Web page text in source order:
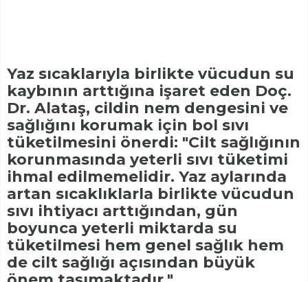
Yaz sıcaklarıyla birlikte vücudun su
kaybının arttığına işaret eden Doç.
Dr. Alataş, cildin nem dengesini ve
sağlığını korumak için bol sıvı
tüketilmesini önerdi: "Cilt sağlığının
korunmasında yeterli sıvı tüketimi
ihmal edilmemelidir. Yaz aylarında
artan sıcaklıklarla birlikte vücudun
sıvı ihtiyacı arttığından, gün
boyunca yeterli miktarda su
tüketilmesi hem genel sağlık hem
de cilt sağlığı açısından büyük